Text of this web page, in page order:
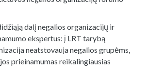
dalį negalios organizacijų ir
ekspertus: į LRT tarybą
neatstovauja negalios grupėms,
prieinamumas reikalingiausias